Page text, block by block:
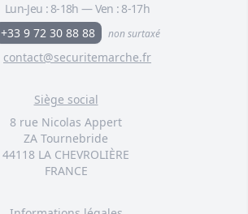
Lun-Jeu : 8-18h —Ven : 8-17h
+33 9 72 30 88 88
non surtaxé
contact@securitemarche.fr
Siège social
8 rue Nicolas Appert
ZA Tournebride
44118 LA CHEVROLIÈRE
FRANCE